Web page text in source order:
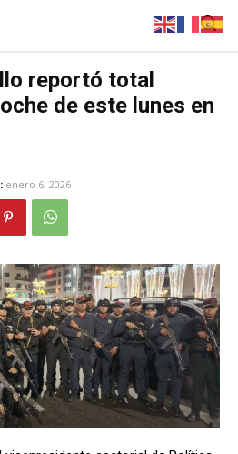
reportó total
de este lunes en
enero 6, 2026